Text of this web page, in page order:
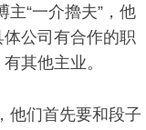
主“一介擼夫”，他
公司有合作的职
其他主业。
们首先要和段子